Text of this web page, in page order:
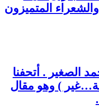
والشعراء المتميزون
الصغير . أتحفنا
) وهو مقال